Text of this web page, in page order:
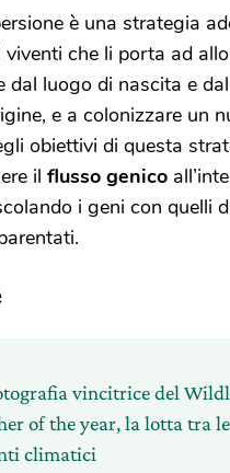
è una strategia
che li porta ad
dal luogo di nascita e
e a colonizzare un
obiettivi di questa
il flusso genico
i geni con quelli
vincitrice del
of the year, la lotta tra
climatici